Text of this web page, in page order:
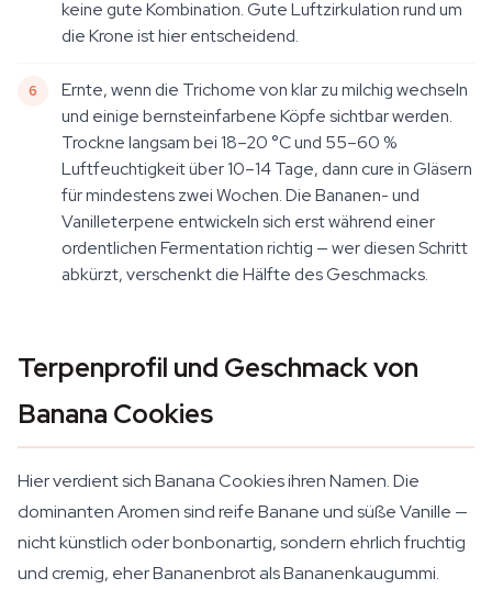
keine gute Kombination. Gute Luftzirkulation rund um
die Krone ist hier entscheidend.
Ernte, wenn die Trichome von klar zu milchig wechseln
und einige bernsteinfarbene Köpfe sichtbar werden.
Trockne langsam bei 18–20 °C und 55–60 %
Luftfeuchtigkeit über 10–14 Tage, dann cure in Gläsern
für mindestens zwei Wochen. Die Bananen- und
Vanilleterpene entwickeln sich erst während einer
ordentlichen Fermentation richtig — wer diesen Schritt
abkürzt, verschenkt die Hälfte des Geschmacks.
Terpenprofil und Geschmack von
Banana Cookies
Hier verdient sich Banana Cookies ihren Namen. Die
dominanten Aromen sind reife Banane und süße Vanille —
nicht künstlich oder bonbonartig, sondern ehrlich fruchtig
und cremig, eher Bananenbrot als Bananenkaugummi.